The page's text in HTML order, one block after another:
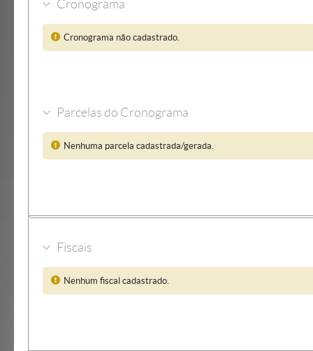
Cronograma
Cronograma não cadastrado.
Parcelas do Cronograma
Nenhuma parcela cadastrada/gerada.
Fiscais
Nenhum fiscal cadastrado.